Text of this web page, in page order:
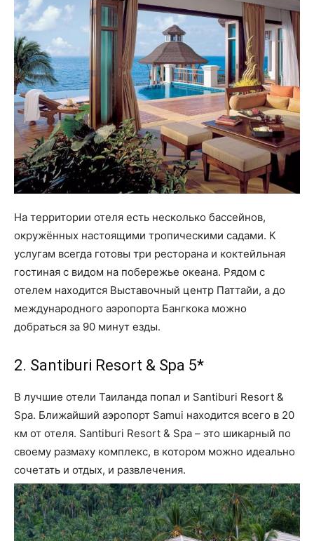
На территории отеля есть несколько бассейнов,
окружённых настоящими тропическими садами. К
услугам всегда готовы три ресторана и коктейльная
гостиная с видом на побережье океана. Рядом с
отелем находится Выставочный центр Паттайи, а до
международного аэропорта Бангкока можно
добраться за 90 минут езды.
2. Santiburi Resort & Spa 5*
В лучшие отели Таиланда попал и Santiburi Resort &
Spa. Ближайший аэропорт Samui находится всего в 20
км от отеля. Santiburi Resort & Spa – это шикарный по
своему размаху комплекс, в котором можно идеально
сочетать и отдых, и развлечения.